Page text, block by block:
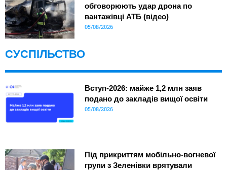
обговорюють удар дрона по
вантажівці АТБ (відео)
05/08/2026
СУСПІЛЬСТВО
Вступ-2026: майже 1,2 млн заяв
подано до закладів вищої освіти
05/08/2026
Під прикриттям мобільно-вогневої
групи з Зеленівки врятували